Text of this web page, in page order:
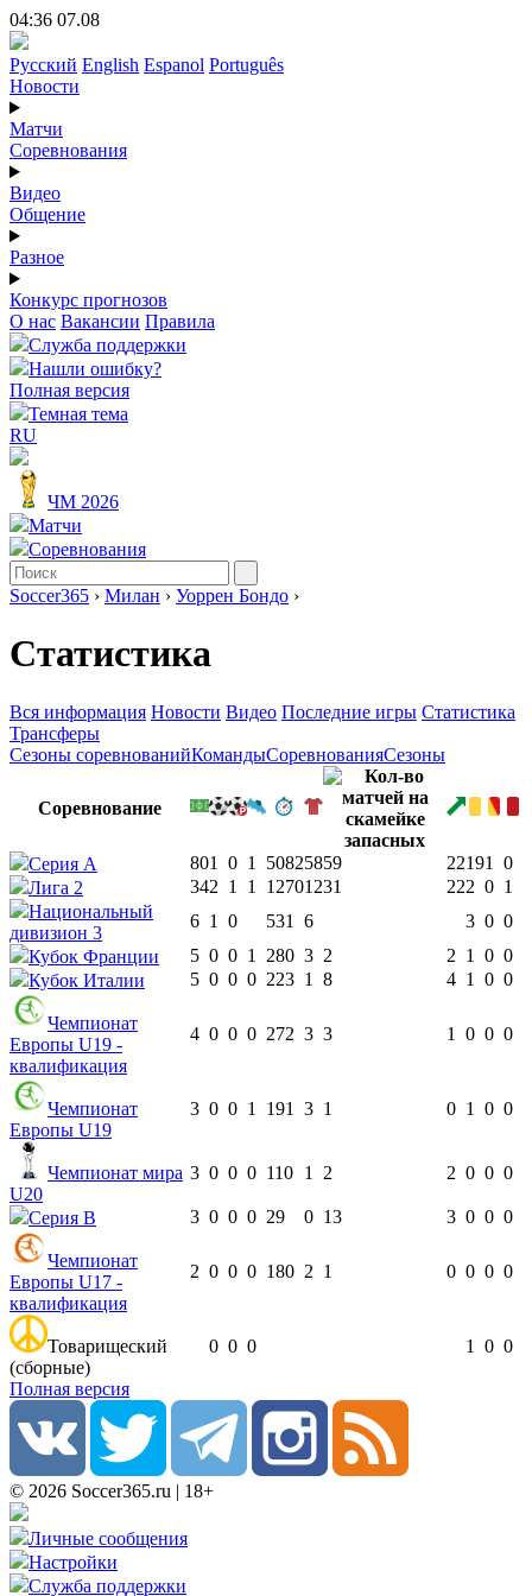
04:36 07.08
Русский English Espanol Português
Новости
Матчи
Соревнования
Видео
Общение
Разное
Конкурс прогнозов
О нас Вакансии Правила
Служба поддержки
Нашли ошибку?
Полная версия
Темная тема
RU
ЧМ 2026
Матчи
Соревнования
Soccer365 › Милан › Уоррен Бондо ›
Статистика
Вся информация Новости Видео Последние игры Статистика
Трансферы
Сезоны соревнованийКомандыСоревнованияСезоны
Соревнование
Серия А 801 0 1 50825859 22191
0
Лига 2
342 1 1 12701231 222 0 1
Национальный
дивизион 3
6 1 0 531 6 3 0 0
Кубок Франции
5 0 0 1 280 3 2 2 1 0 0
Кубок Италии
5 0 0 0 223 1 8 4 1 0 0
Чемпионат
Европы U19 -
квалификация
4 0 0 0 272 3 3 1 0 0 0
Чемпионат
Европы U19
3 0 0 1 191 3 1 0 1 0 0
Чемпионат мира
U20
3 0 0 0 110 1 2 2 0 0 0
Серия B 3 0 0 0 29 0 13 3 0 0 0
Чемпионат
Европы U17 -
квалификация
2 0 0 0 180 2 1 0 0 0 0
Товарищеский
(сборные)
0 0 0 1 0 0
Полная версия
© 2026 Soccer365.ru | 18+
Личные сообщения
Настройки
Служба поддержки